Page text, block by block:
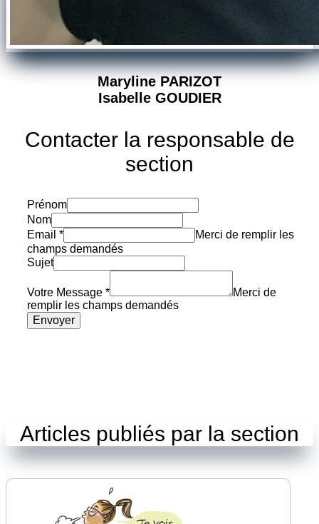
Maryline PARIZOT
Isabelle GOUDIER
Contacter la responsable de
section
Prénom
Nom
Email *
Merci de remplir les
champs demandés
Sujet
Votre Message *
Merci de
remplir les champs demandés
Envoyer
Articles publiés par la section